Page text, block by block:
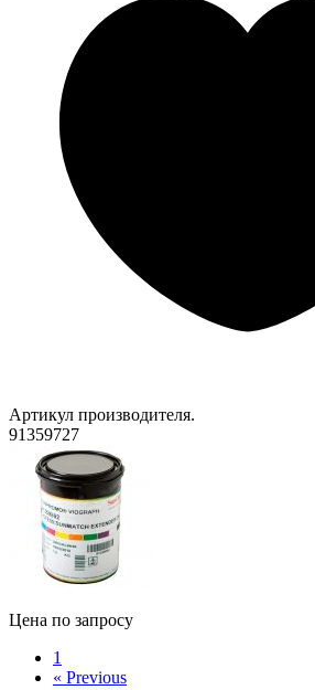
Артикул производителя.
91359727
Цена по запросу
1
« Previous